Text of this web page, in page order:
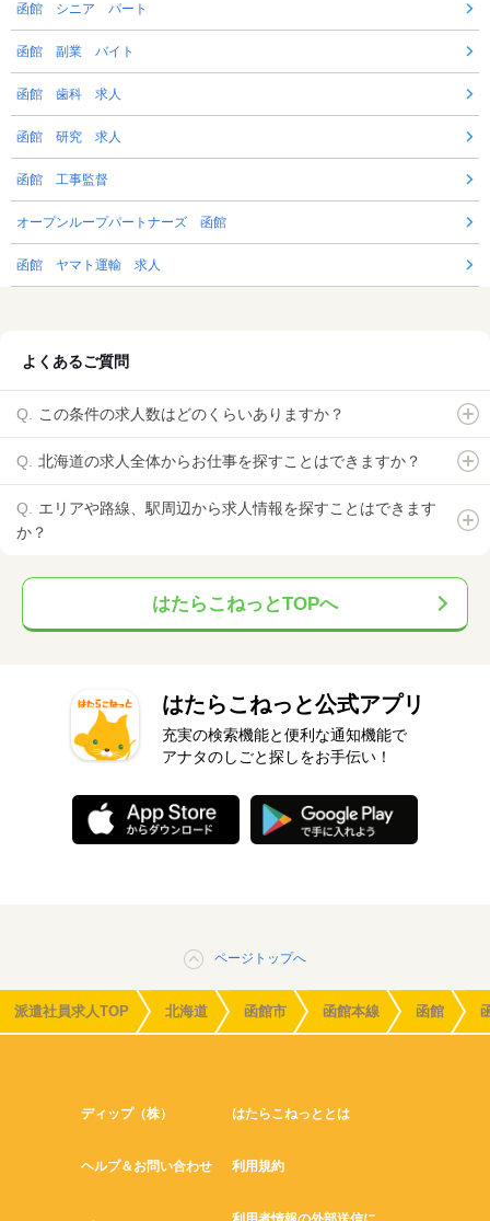
函館 シニア パート
函館 副業 バイト
函館 歯科 求人
函館 研究 求人
函館 工事監督
オープンループパートナーズ 函館
函館 ヤマト運輸 求人
よくあるご質問
この条件の求人数はどのくらいありますか？
北海道の求人全体からお仕事を探すことはできますか？
エリアや路線、駅周辺から求人情報を探すことはできます
か？
はたらこねっとTOPへ
はたらこねっと公式アプリ
充実の検索機能と便利な通知機能で
アナタのしごと探しをお手伝い！
ページトップへ
派遣社員求人TOP 北海道 函館市 函館本線 函館
ディップ（株） はたらこねっととは
ヘルプ＆お問い合わせ 利用規約